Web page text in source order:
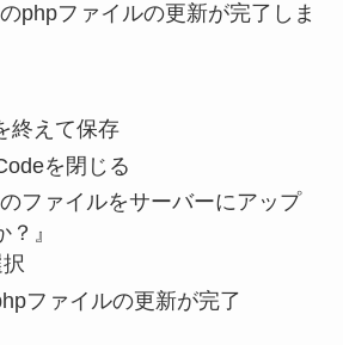
phpファイルの更新が完了しま
終えて保存
を閉じる
ファイルをサーバーにアップ
』
ファイルの更新が完了